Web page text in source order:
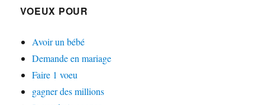
VOEUX POUR
Avoir un bébé
Demande en mariage
Faire 1 voeu
gagner des millions